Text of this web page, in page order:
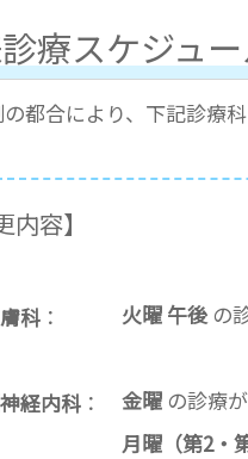
療スケジュ
都合により、下記診療
内容】
科 ： 火曜 午後 の
経内科 ： 金曜 の診療
月曜（第2・